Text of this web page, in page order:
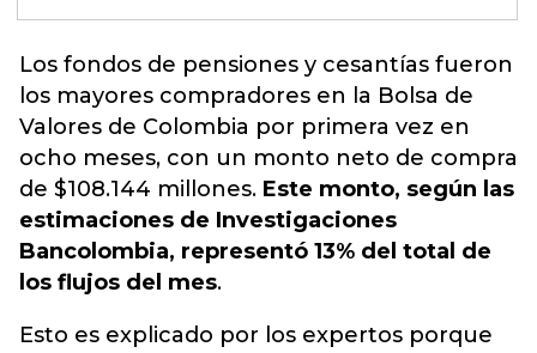
Los fondos de pensiones y cesantías fueron
los mayores compradores en la Bolsa de
Valores de Colombia por primera vez en
ocho meses, con un monto neto de compra
de $108.144 millones. Este monto, según las
estimaciones de Investigaciones
Bancolombia, representó 13% del total de
los flujos del mes.
Esto es explicado por los expertos porque